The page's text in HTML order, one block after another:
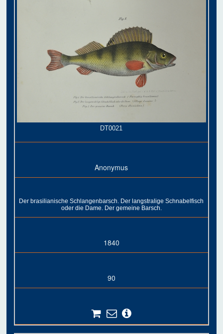
DT0021
Anonymus
Der brasilianische Schlangenbarsch. Der langstralige Schnabelfisch
oder die Dame. Der gemeine Barsch.
1840
90